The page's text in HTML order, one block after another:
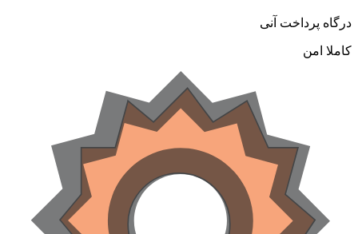
پرداخت آنی
امن